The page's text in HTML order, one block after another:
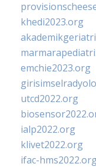
khedi2023.org
emchie2023.org
utcd2022.org
ialp2022.org
klivet2022.org
ifac-